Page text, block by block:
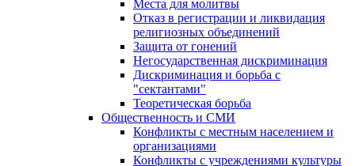
Места для молитвы
Отказ в регистрации и ликвидация
религиозных объединений
Защита от гонений
Негосударственная дискриминация
Дискриминация и борьба с
"сектантами"
Теоретическая борьба
Общественность и СМИ
Конфликты с местным населением и
организациями
Конфликты с учреждениями культуры